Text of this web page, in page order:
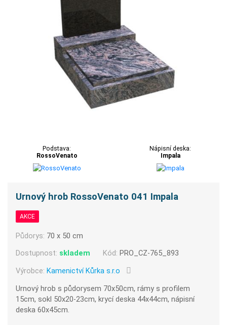
Podstava:
RossoVenato
Nápisní deska:
Impala
Urnový hrob RossoVenato 041 Impala
AKCE
Půdorys: 70 x 50 cm
Dostupnost: skladem Kód: PRO_CZ-765_893
Výrobce:Kamenictví Kůrka s.r.o
Urnový hrob s půdorysem 70x50cm, rámy s profilem
15cm, sokl 50x20-23cm, krycí deska 44x44cm, nápisní
deska 60x45cm.